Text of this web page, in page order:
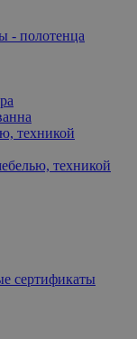
- полотенца
техникой
техникой
сертификаты